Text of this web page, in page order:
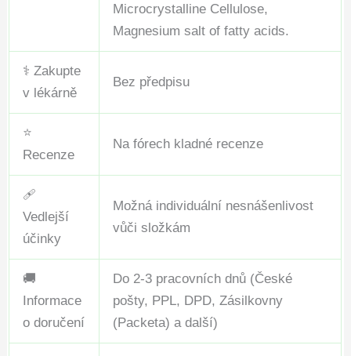
Microcrystalline Cellulose,
Magnesium salt of fatty acids.
⚕️ Zakupte
v lékárně
Bez předpisu
⭐
Recenze
Na fórech kladné recenze
🩹
Vedlejší
účinky
Možná individuální nesnášenlivost
vůči složkám
🚚
Informace
o doručení
Do 2-3 pracovních dnů (České
pošty, PPL, DPD, Zásilkovny
(Packeta) a další)